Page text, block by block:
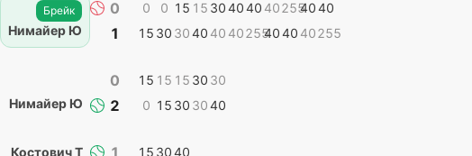
Брейк
Нимайер Ю
0
1
0
15
0
30
15
30
15
40
30
40
40
40
40
255
40
40
255
40
40
40
40
255
Нимайер Ю
0
2
15
0
15
15
15
30
30
30
30
40
Костович Т
1
15 3040